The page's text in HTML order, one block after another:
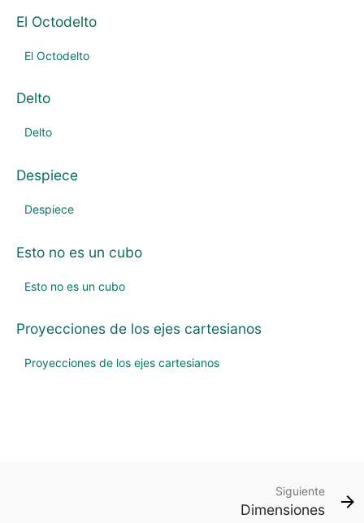
El Octodelto
El Octodelto
Delto
Delto
Despiece
Despiece
Esto no es un cubo
Esto no es un cubo
Proyecciones de los ejes cartesianos
Proyecciones de los ejes cartesianos
Siguiente
Dimensiones